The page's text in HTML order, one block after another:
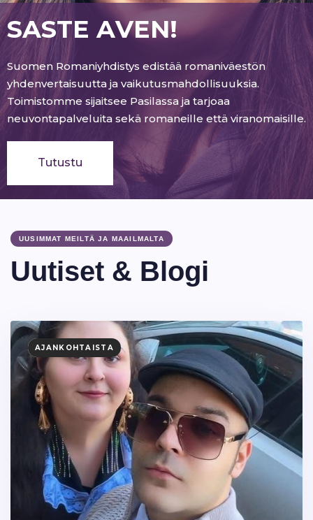
SASTE AVEN!
Suomen Romaniyhdistys edistää romaniväestön
yhdenvertaisuutta ja vaikutusmahdollisuuksia.
Toimistomme sijaitsee Pasilassa ja tarjoaa
neuvontapalveluita sekä romaneille että viranomaisille.
Tutustu
UUSIMMAT MEILTÄ JA MAAILMALTA
Uutiset & Blogi
AJANKOHTAISTA